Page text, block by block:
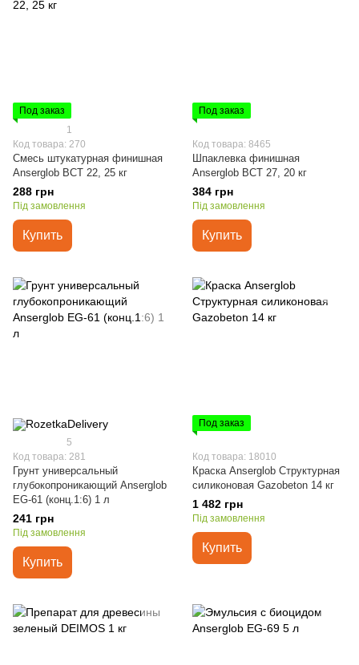
Под заказ
1
Код товара: 270
Смесь штукатурная финишная
Anserglob BCT 22, 25 кг
288 грн
Під замовлення
Купить
Под заказ
Код товара: 8465
Шпаклевка финишная
Anserglob BCT 27, 20 кг
384 грн
Під замовлення
Купить
5
Код товара: 281
Грунт универсальный
глубокопроникающий Anserglob
EG-61 (конц.1:6) 1 л
241 грн
Під замовлення
Купить
Под заказ
Код товара: 18010
Краска Anserglob Структурная
силиконовая Gazobeton 14 кг
1 482 грн
Під замовлення
Купить